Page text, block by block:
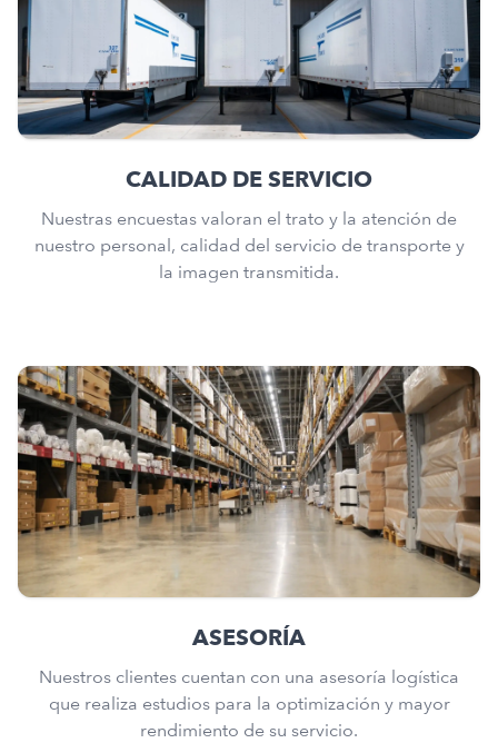
CALIDAD DE SERVICIO
Nuestras encuestas valoran el trato y la atención de
nuestro personal, calidad del servicio de transporte y
la imagen transmitida.
ASESORÍA
Nuestros clientes cuentan con una asesoría logística
que realiza estudios para la optimización y mayor
rendimiento de su servicio.